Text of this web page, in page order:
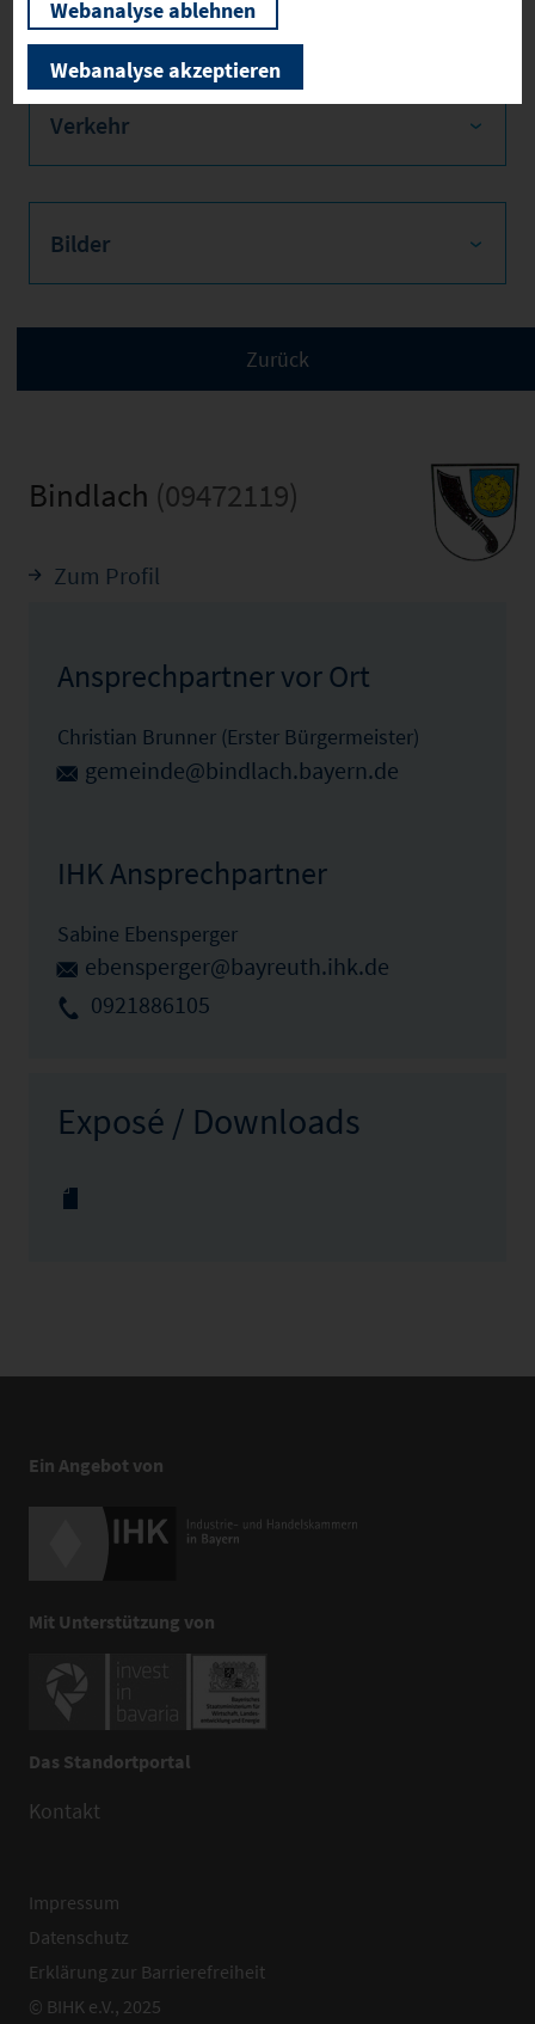
Verkehr
Bilder
Bindlach (09472119)
Zum Profil
Ansprechpartner vor Ort
Christian Brunner (Erster Bürgermeister)
gemeinde@bindlach.bayern.de
IHK Ansprechpartner
Sabine Ebensperger
ebensperger@bayreuth.ihk.de
0921886105
Exposé / Downloads
Ein Angebot von
Mit Unterstützung von
Das Standortportal
Kontakt
Impressum
Datenschutz
Erklärung zur Barrierefreiheit
© BIHK e.V., 2025
Webanalyse ablehnen
Webanalyse akzeptieren